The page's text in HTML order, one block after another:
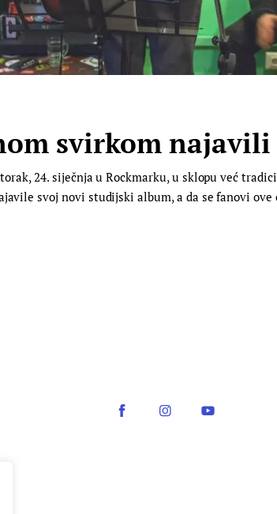
svirkom
24. siječnja u Rockmarku, u sklopu već
svoj novi studijski album, a da se fanovi